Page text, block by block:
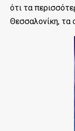
ότι τα
Θεσσαλονίκη, τα